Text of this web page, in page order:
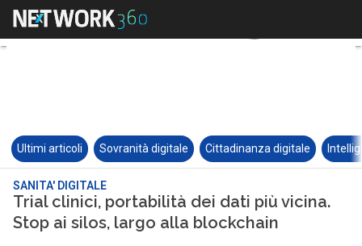
Ultimi articoli Sovranità digitale Cittadinanza digitale
SANITA' DIGITALE
Trial clinici, portabilità dei dati più vicina.
Stop ai silos, largo alla blockchain